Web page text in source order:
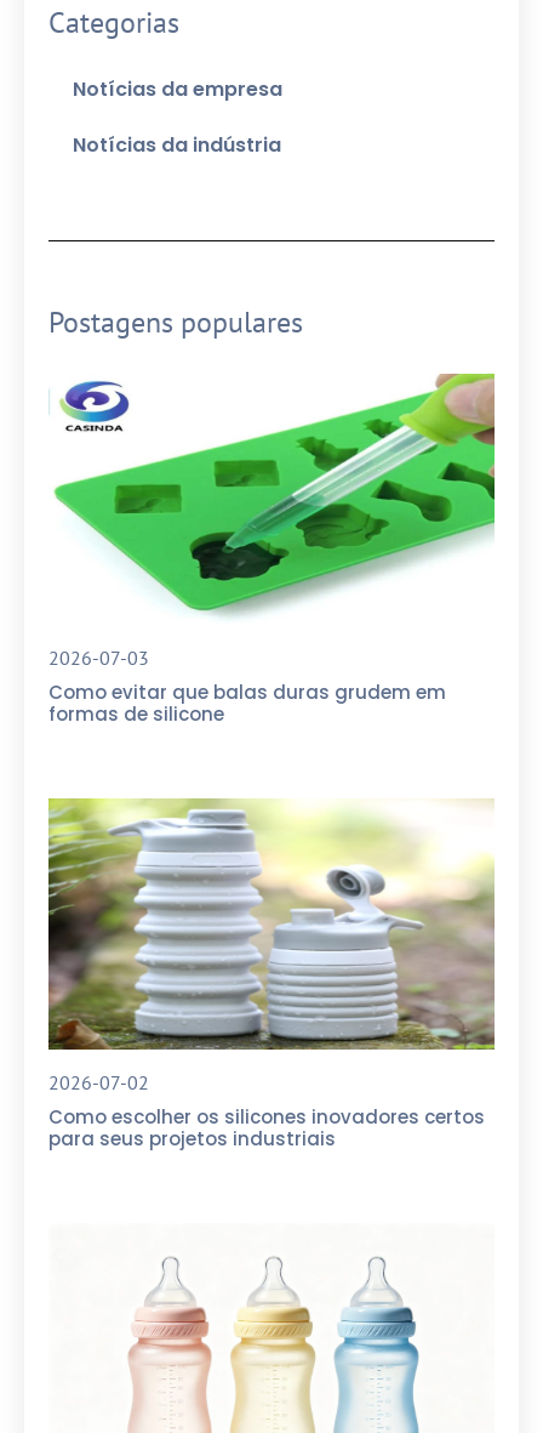
Categorias
Notícias da empresa
Notícias da indústria
Postagens populares
2026-07-03
Como evitar que balas duras grudem em
formas de silicone
2026-07-02
Como escolher os silicones inovadores certos
para seus projetos industriais